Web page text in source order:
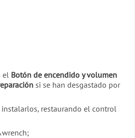
el Botón de encendido y volumen
si se han desgastado por
restaurando el control